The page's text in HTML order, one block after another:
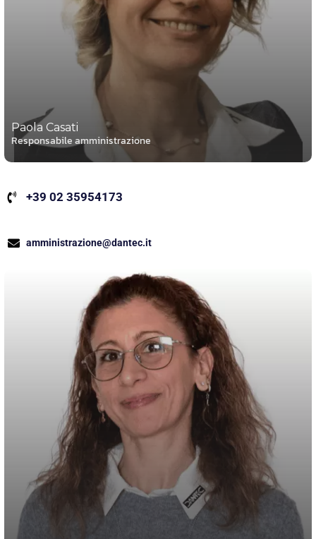
Paola Casati
Responsabile amministrazione
+39 02 35954173
amministrazione@dantec.it